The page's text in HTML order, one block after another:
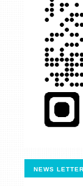
NEWS LETTER